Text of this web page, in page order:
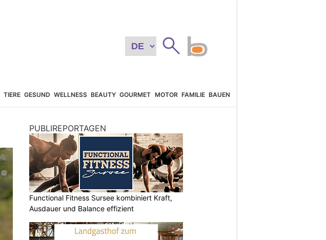
TIERE GESUND WELLNESS BEAUTY GOURMET MOTOR FAMILIE BAUEN
PUBLIREPORTAGEN
Functional Fitness Sursee kombiniert Kraft,
Ausdauer und Balance effizient